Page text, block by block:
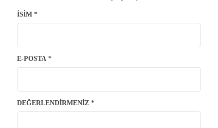
DEĞERLENDIRMENIZ *
İSIM *
E-POSTA *